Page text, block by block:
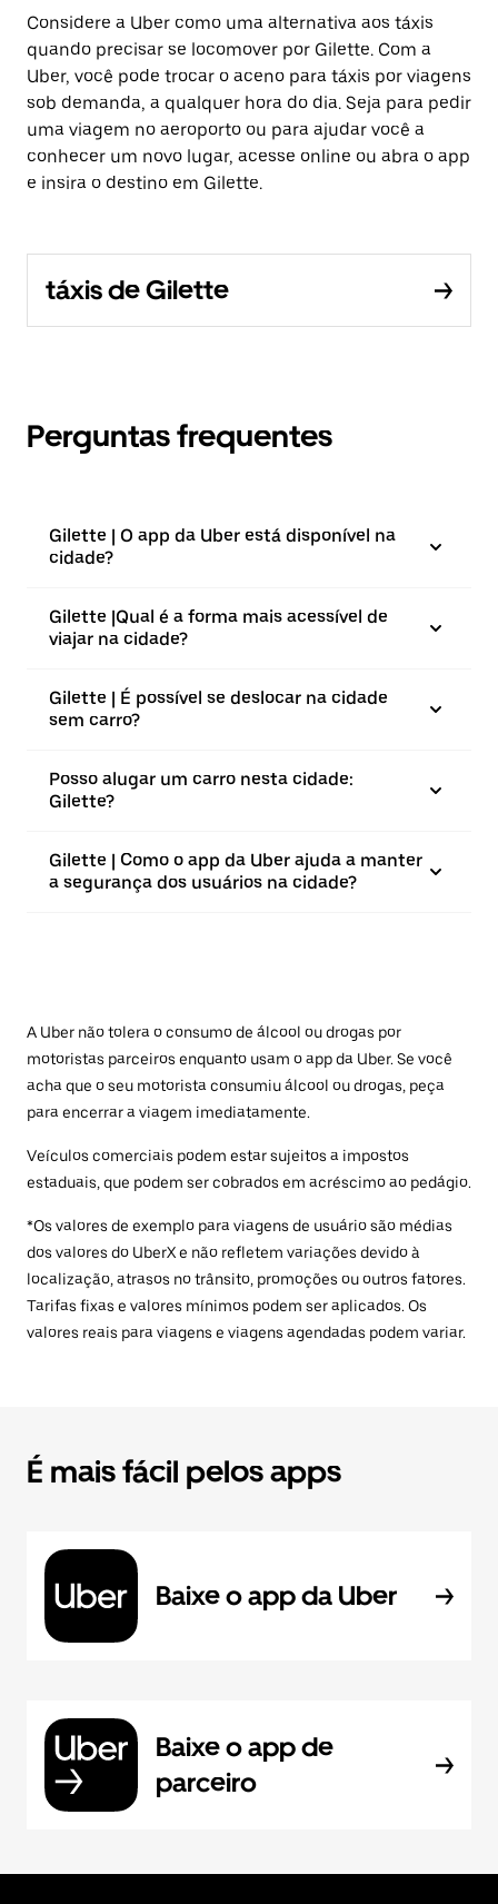
Considere a Uber como uma alternativa aos táxis
quando precisar se locomover por Gilette. Com a
Uber, você pode trocar o aceno para táxis por viagens
sob demanda, a qualquer hora do dia. Seja para pedir
uma viagem no aeroporto ou para ajudar você a
conhecer um novo lugar, acesse online ou abra o app
e insira o destino em Gilette.
táxis de Gilette
Perguntas frequentes
Gilette | O app da Uber está disponível na
cidade?
Gilette |⁠Qual é a forma mais acessível de
viajar na cidade?
Gilette | É possível se deslocar na cidade
sem carro?
Posso alugar um carro nesta cidade:
Gilette?
Gilette | Como o app da Uber ajuda a manter
a segurança dos usuários na cidade?
A Uber não tolera o consumo de álcool ou drogas por
motoristas parceiros enquanto usam o app da Uber. Se você
acha que o seu motorista consumiu álcool ou drogas, peça
para encerrar a viagem imediatamente.
Veículos comerciais podem estar sujeitos a impostos
estaduais, que podem ser cobrados em acréscimo ao pedágio.
*Os valores de exemplo para viagens de usuário são médias
dos valores do UberX e não refletem variações devido à
localização, atrasos no trânsito, promoções ou outros fatores.
Tarifas fixas e valores mínimos podem ser aplicados. Os
valores reais para viagens e viagens agendadas podem variar.
É mais fácil pelos apps
Baixe o app da Uber
Baixe o app de
parceiro